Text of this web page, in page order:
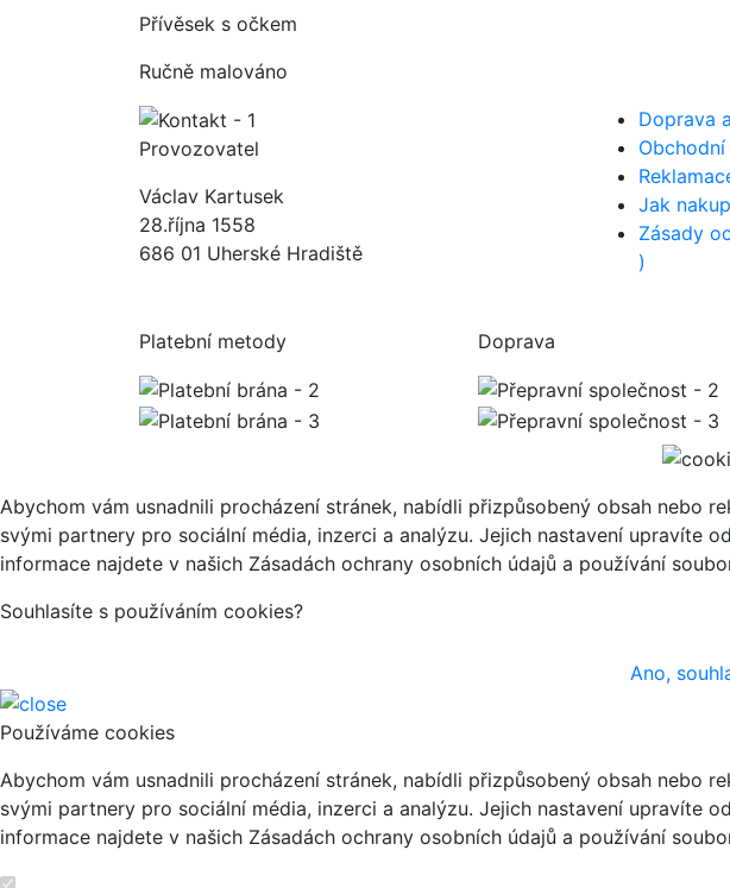
Přívěsek s očkem
Ručně malováno
Provozovatel
Václav Kartusek
28.října 1558
686 01 Uherské Hradiště
Doprava
Jak
Zásady
)
Platební metody Doprava
Abychom vám usnadnili procházení stránek, nabídli přizpůsobený obsah nebo
svými partnery pro sociální média, inzerci a analýzu. Jejich nastavení upravíte
informace najdete v našich Zásadách ochrany osobních údajů a používání
Souhlasíte s používáním cookies?
Ano,
Používáme cookies
Abychom vám usnadnili procházení stránek, nabídli přizpůsobený obsah nebo
svými partnery pro sociální média, inzerci a analýzu. Jejich nastavení upravíte
informace najdete v našich Zásadách ochrany osobních údajů a používání